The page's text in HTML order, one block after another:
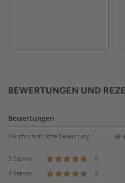
BEWERTUNGEN UND
Bewertungen
Durchschnittliche Bewertung
5 Sterne
0
4 Sterne
0